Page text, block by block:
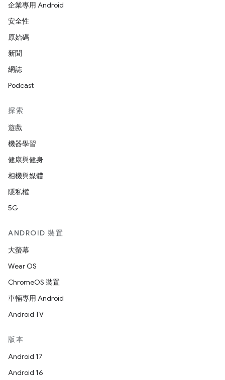
企業專用 Android
安全性
原始碼
新聞
網誌
Podcast
探索
遊戲
機器學習
健康與健身
相機與媒體
隱私權
5G
ANDROID 裝置
大螢幕
Wear OS
ChromeOS 裝置
車輛專用 Android
Android TV
版本
Android 17
Android 16